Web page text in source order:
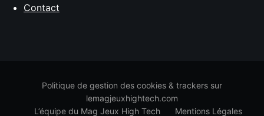
Contact
Politique de gestion des cookies & trackers sur
lemagjeuxhightech.com
L’équipe du Mag Jeux High Tech
Mentions Légales